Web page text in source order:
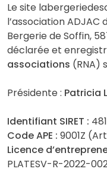
Le site
l’association ADJAC
Bergerie de Soffin,
déclarée et
associations (RNA)
Présidente : Patricia
Identifiant SIRET :
Code APE : 9001Z
Licence
PLATESV-R-2022-